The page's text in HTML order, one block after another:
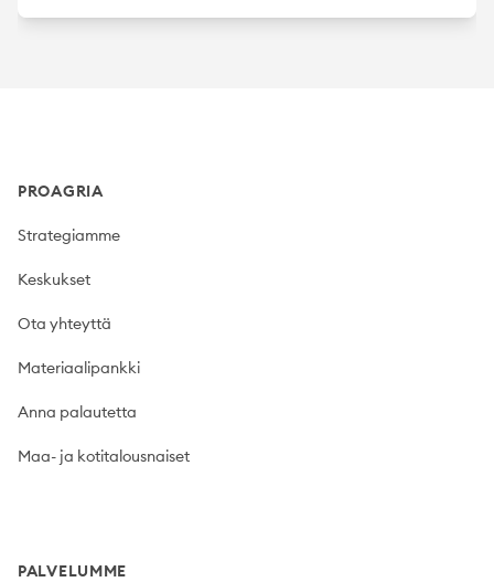
PROAGRIA
Strategiamme
Keskukset
Ota yhteyttä
Materiaalipankki
Anna palautetta
Maa- ja kotitalousnaiset
PALVELUMME